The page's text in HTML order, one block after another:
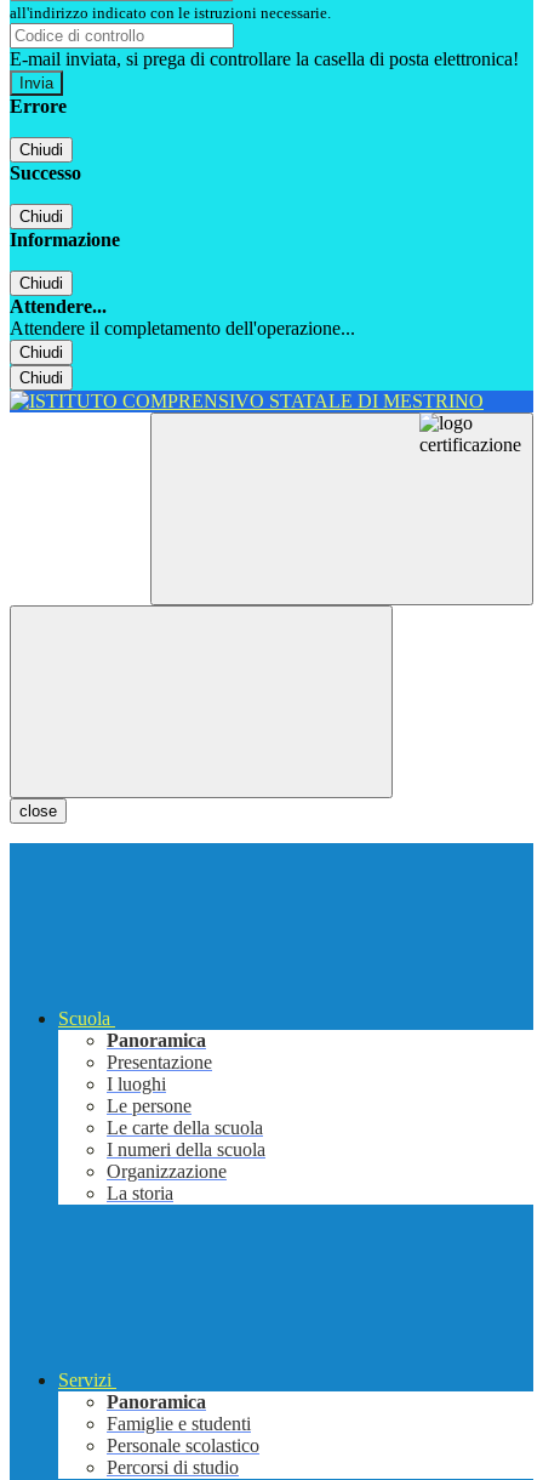
all'indirizzo indicato con le istruzioni necessarie.
E-mail inviata, si prega di controllare la casella di posta elettronica!
Errore
Chiudi
Successo
Chiudi
Informazione
Chiudi
Attendere...
Attendere il completamento dell'operazione...
Chiudi
Chiudi
close
Scuola
Panoramica
Presentazione
I luoghi
Le persone
Le carte della scuola
I numeri della scuola
Organizzazione
La storia
Servizi
Panoramica
Famiglie e studenti
Personale scolastico
Percorsi di studio